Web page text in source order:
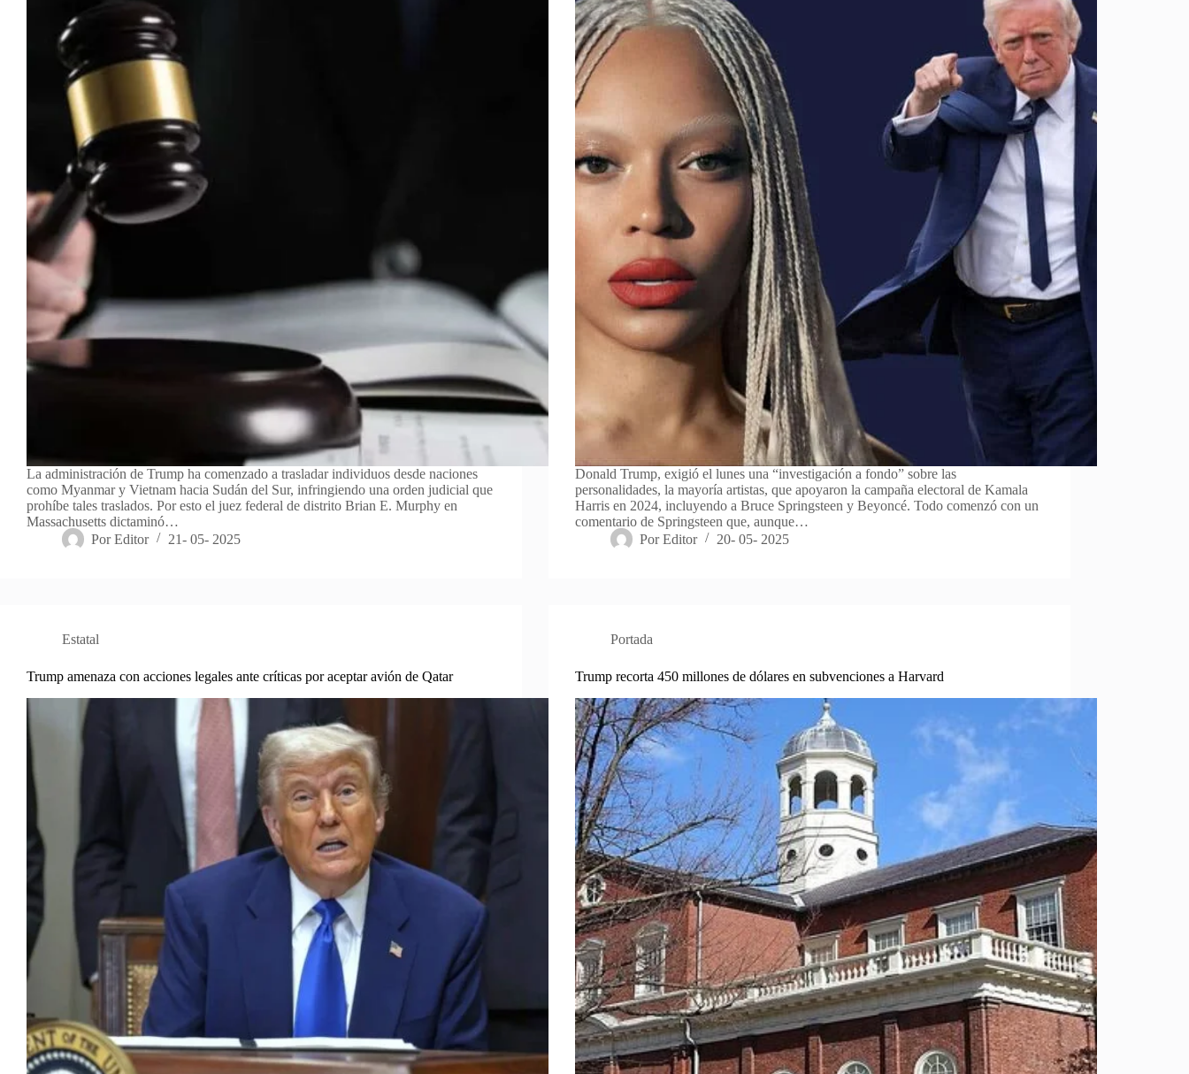
La administración de Trump ha comenzado a trasladar individuos desde naciones
como Myanmar y Vietnam hacia Sudán del Sur, infringiendo una orden judicial que
prohíbe tales traslados. Por esto el juez federal de distrito Brian E. Murphy en
Massachusetts dictaminó…
Por Editor 21- 05- 2025
Donald Trump, exigió el lunes una “investigación a fondo” sobre las
personalidades, la mayoría artistas, que apoyaron la campaña electoral de Kamala
Harris en 2024, incluyendo a Bruce Springsteen y Beyoncé. Todo comenzó con un
comentario de Springsteen que, aunque…
Por Editor 20- 05- 2025
Estatal
Trump amenaza con acciones legales ante críticas por aceptar avión de Qatar
Portada
Trump recorta 450 millones de dólares en subvenciones a Harvard